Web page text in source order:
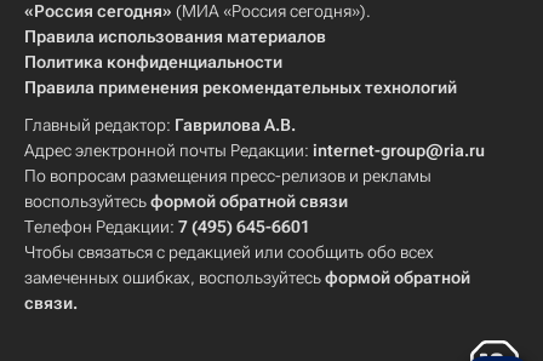
«Россия сегодня» (МИА «Россия сегодня»).
Правила использования материалов
Политика конфиденциальности
Правила применения рекомендательных технологий
Главный редактор: Гаврилова А.В.
Адрес электронной почты Редакции: internet-group@ria.ru
По вопросам размещения пресс-релизов и рекламы
воспользуйтесьформой обратной связи
Телефон Редакции: 7 (495) 645-6601
Чтобы связаться с редакцией или сообщить обо всех
замеченных ошибках, воспользуйтесьформой обратной
связи.